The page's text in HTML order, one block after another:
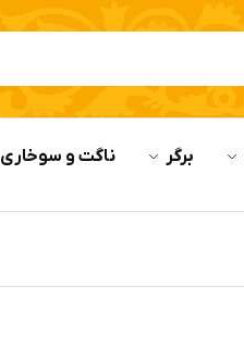
برگر ناگت و سوخاری